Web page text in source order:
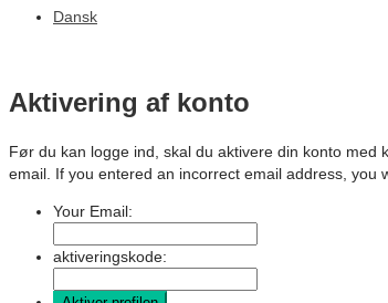
Dansk
Aktivering af konto
Før du kan logge ind, skal du aktivere din konto med
email. If you entered an incorrect email address, you
Your Email:
aktiveringskode: